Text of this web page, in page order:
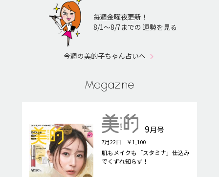
毎週金曜夜更新！
8/1〜8/7までの 運勢を見る
今週の美的子ちゃん占いへ
Magazine
9月号
7月22日 ￥1,100
肌もメイクも「スタミナ」仕込み
でくずれ知らず！